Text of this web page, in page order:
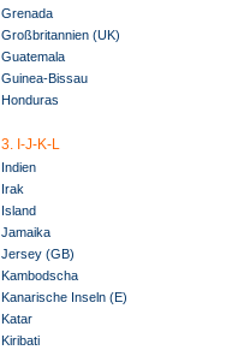
Grenada
Großbritannien (UK)
Guatemala
Guinea-Bissau
Honduras
3. I-J-K-L
Indien
Irak
Island
Jamaika
Jersey (GB)
Kambodscha
Kanarische Inseln (E)
Katar
Kiribati